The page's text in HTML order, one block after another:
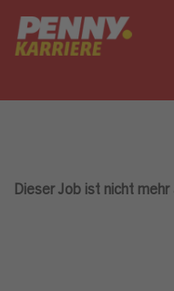
Dieser Job ist nicht